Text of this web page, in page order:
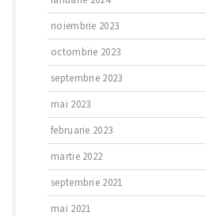
noiembrie 2023
octombrie 2023
septembrie 2023
mai 2023
februarie 2023
martie 2022
septembrie 2021
mai 2021